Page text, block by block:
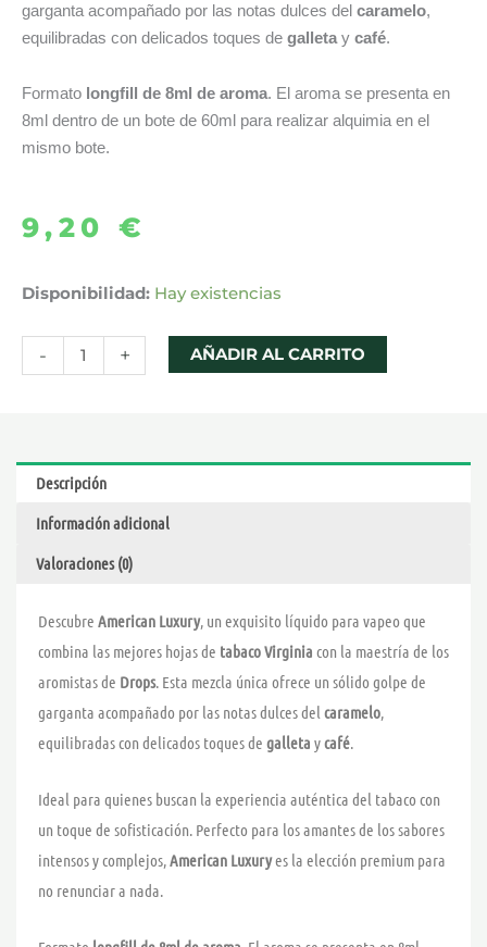
garganta acompañado por las notas dulces del caramelo,
equilibradas con delicados toques de galleta y café.
Formato longfill de 8ml de aroma. El aroma se presenta en
8ml dentro de un bote de 60ml para realizar alquimia en el
mismo bote.
9,20 €
Disponibilidad: Hay existencias
-
AROMA
LUXURY
LONGFILL
DROPS
cantidad
+ AÑADIR AL CARRITO
Descripción
Información adicional
Valoraciones (0)
Descubre American Luxury, un exquisito líquido para vapeo que
combina las mejores hojas de tabaco Virginia con la maestría de los
aromistas de Drops. Esta mezcla única ofrece un sólido golpe de
garganta acompañado por las notas dulces del caramelo,
equilibradas con delicados toques de galleta ycafé.
Ideal para quienes buscan la experiencia auténtica del tabaco con
un toque de sofisticación. Perfecto para los amantes de los sabores
intensos y complejos,American Luxuryes la elección premium para
no renunciar a nada.